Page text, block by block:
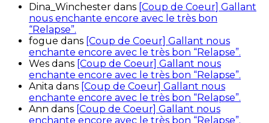
Dina_Winchester dans [Coup de Coeur] Gallant
nous enchante encore avec le très bon
“Relapse”.
fogue dans [Coup de Coeur] Gallant nous
enchante encore avec le très bon “Relapse”.
Wes dans [Coup de Coeur] Gallant nous
enchante encore avec le très bon “Relapse”.
Anita dans [Coup de Coeur] Gallant nous
enchante encore avec le très bon “Relapse”.
Ann dans [Coup de Coeur] Gallant nous
enchante encore avec le très bon “Relapse”.